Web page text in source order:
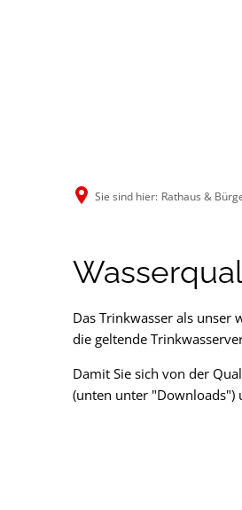
Sie sind hier: Rathaus &
Wasserqualität
Das Trinkwasser als unser
die geltende
Damit Sie sich von der
(unten unter "Downloads")